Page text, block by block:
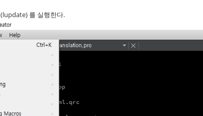
를 실행한다.